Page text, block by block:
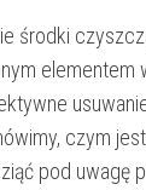
środki
elementem
czym jest
pod uwagę